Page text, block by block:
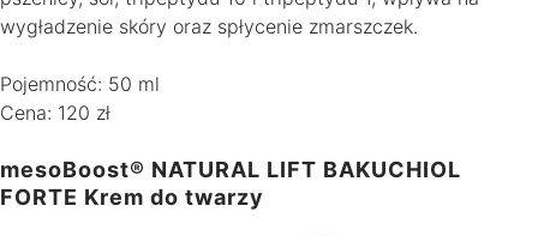
wygładzenie skóry oraz spłycenie zmarszczek.
Pojemność: 50 ml
Cena: 120 zł
mesoBoost® NATURAL LIFT BAKUCHIOL
FORTE Krem do twarzy